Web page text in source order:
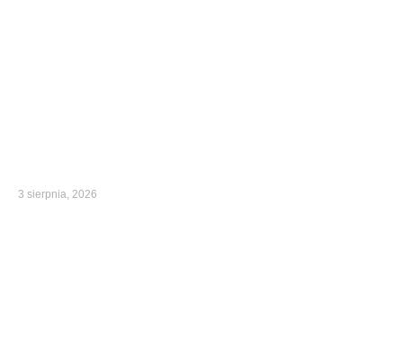
3 sierpnia, 2026